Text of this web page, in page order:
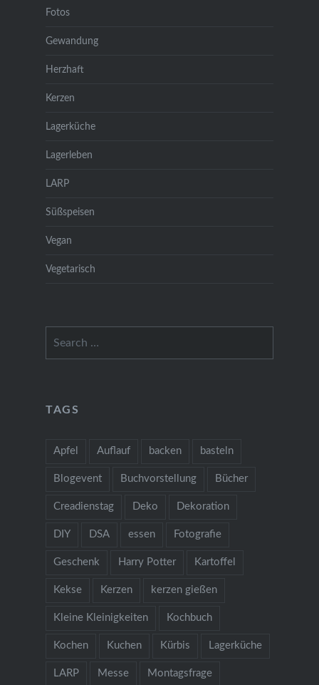
Fotos
Gewandung
Herzhaft
Kerzen
Lagerküche
Lagerleben
LARP
Süßspeisen
Vegan
Vegetarisch
TAGS
Apfel Auflauf backen basteln
Blogevent Buchvorstellung Bücher
Creadienstag Deko Dekoration
DIY DSA essen Fotografie
Geschenk Harry Potter Kartoffel
Kekse Kerzen kerzen gießen
Kleine Kleinigkeiten Kochbuch
Kochen Kuchen Kürbis Lagerküche
LARP Messe Montagsfrage